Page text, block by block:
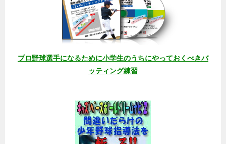
プロ野球選手になるために小学生のうちにやっておくべきバ
ッティング練習